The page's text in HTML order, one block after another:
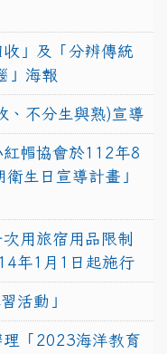
」及「分辨傳統
」海報
、不分生與熟)宣導
帽協會於112年8
生日宣導計畫」
用旅宿用品限制
年1月1日起施行
活動」
「2023海洋教育